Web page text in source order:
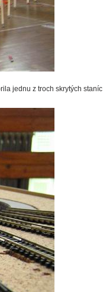
jednu z troch skrytých staníc